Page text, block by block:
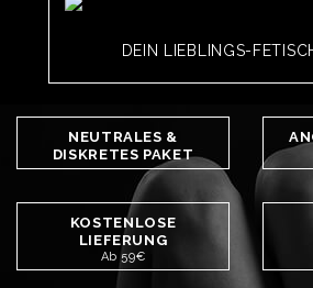
DEIN LIEBLINGS-
NEUTRALES &
DISKRETES PAKET
KOSTENLOSE
LIEFERUNG
Ab 59€